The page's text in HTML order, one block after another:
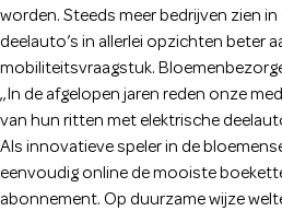
worden. Steeds meer bedrijven zien
deelauto’s in allerlei opzichten beter
mobiliteitsvraagstuk.
,,In de afgelopen jaren reden onze
van hun ritten met elektrische
Als innovatieve speler in de
eenvoudig online de mooiste
abonnement. Op duurzame wijze